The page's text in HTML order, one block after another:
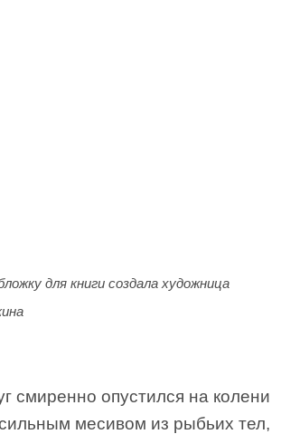
для книги создала художница
смиренно опустился на колени
месивом из рыбьих тел,